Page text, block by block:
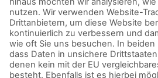
IMPRESSUM